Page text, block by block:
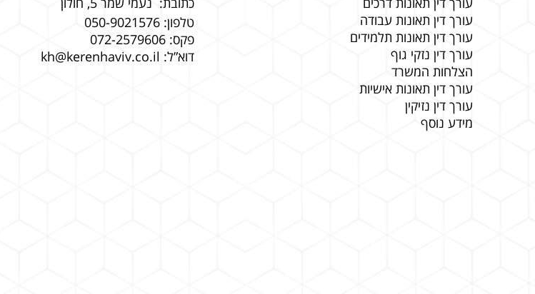
עורך דין תאונות עבודה
עורך דין תאונות תלמידים
עורך דין נזקי גוף
הצלחות המשרד
עורך דין תאונות אישיות
עורך דין נזיקין
מידע נוסף
טלפון: 050-9021576
פקס: 072-2579606
דוא”ל: kh@kerenhaviv.co.il